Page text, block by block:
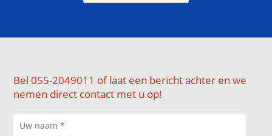
Bel 055-2049011 of laat een bericht achter en we
nemen direct contact met u op!